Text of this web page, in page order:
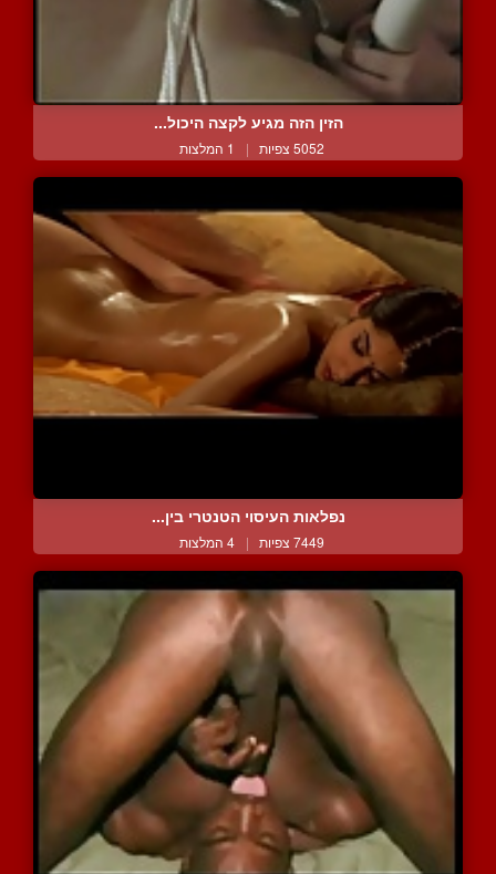
הזין הזה מגיע לקצה היכול...
5052 צפיות | 1 המלצות
נפלאות העיסוי הטנטרי בין...
7449 צפיות | 4 המלצות